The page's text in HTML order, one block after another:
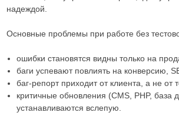
надеждой.
Основные проблемы при работе без
ошибки становятся видны только на
баги успевают повлиять на конверсию,
баг-репорт приходит от клиента, а не от
критичные обновления (CMS, PHP, база
устанавливаются вслепую.